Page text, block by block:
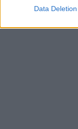
Data Deletion